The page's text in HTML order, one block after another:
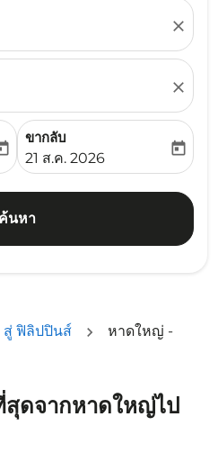
close
close
aria-label
ขากลับ
fc-booking-return-date-
21 ส.ค. 2026
today
ค้นหา
สู่ ฟิลิปปินส์
หาดใหญ่ -
ดจากหาดใหญ่ไป
(ต้นทางและ/หรือปลายทาง) หรื